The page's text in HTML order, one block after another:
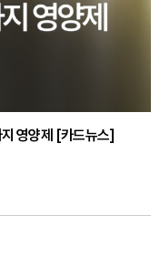
영양제 [카드뉴스]